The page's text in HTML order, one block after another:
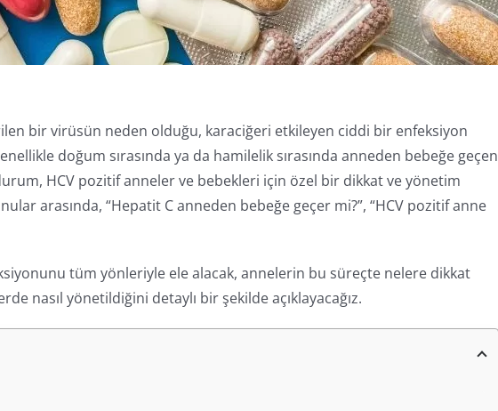
bir virüsün neden olduğu, karaciğeri etkileyen ciddi bir enfeksiyon
doğum sırasında ya da hamilelik sırasında anneden bebeğe geçen
HCV pozitif anneler ve bebekleri için özel bir dikkat ve yönetim
arasında, “Hepatit C anneden bebeğe geçer mi?”, “HCV pozitif anne
tüm yönleriyle ele alacak, annelerin bu süreçte nelere dikkat
nasıl yönetildiğini detaylı bir şekilde açıklayacağız.